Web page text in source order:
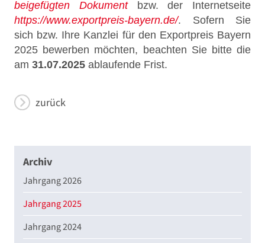
beigefügten Dokumentbzw. der Internetseite
https://www.exportpreis-bayern.de/. Sofern Sie
sich bzw. Ihre Kanzlei für den Exportpreis Bayern
2025 bewerben möchten, beachten Sie bitte die
am 31.07.2025 ablaufende Frist.
zurück
Archiv
Jahrgang 2026
Jahrgang 2025
Jahrgang 2024